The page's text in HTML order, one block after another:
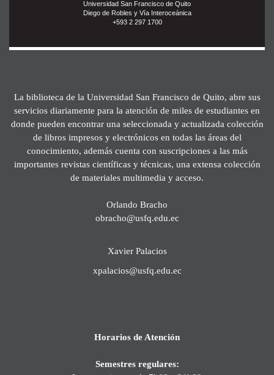
Universidad San Francisco de Quito
Diego de Robles y Vía Interoceánica
+593 2 297 1700
La biblioteca de la Universidad San Francisco de Quito, abre sus
servicios diariamente para la atención de miles de estudiantes en
donde pueden encontrar una seleccionada y actualizada colección
de libros impresos y electrónicos en todas las áreas del
conocimiento, además cuenta con suscripciones a las más
importantes revistas científicas y técnicas, una extensa colección
de materiales multimedia y acceso.
Orlando Bracho
obracho@usfq.edu.ec
Xavier Palacios
xpalacios@usfq.edu.ec
Horarios de Atención
Semestres regulares: